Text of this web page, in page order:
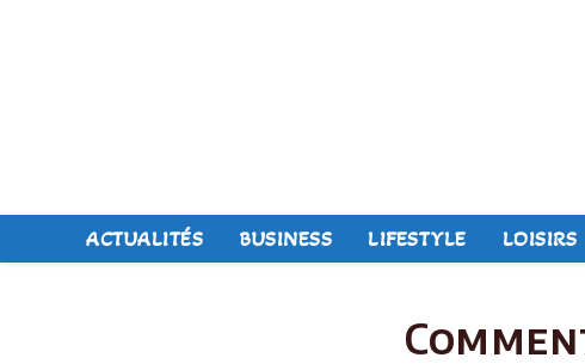
ACTUALITÉS BUSINESS LIFESTYLE LOISIRS